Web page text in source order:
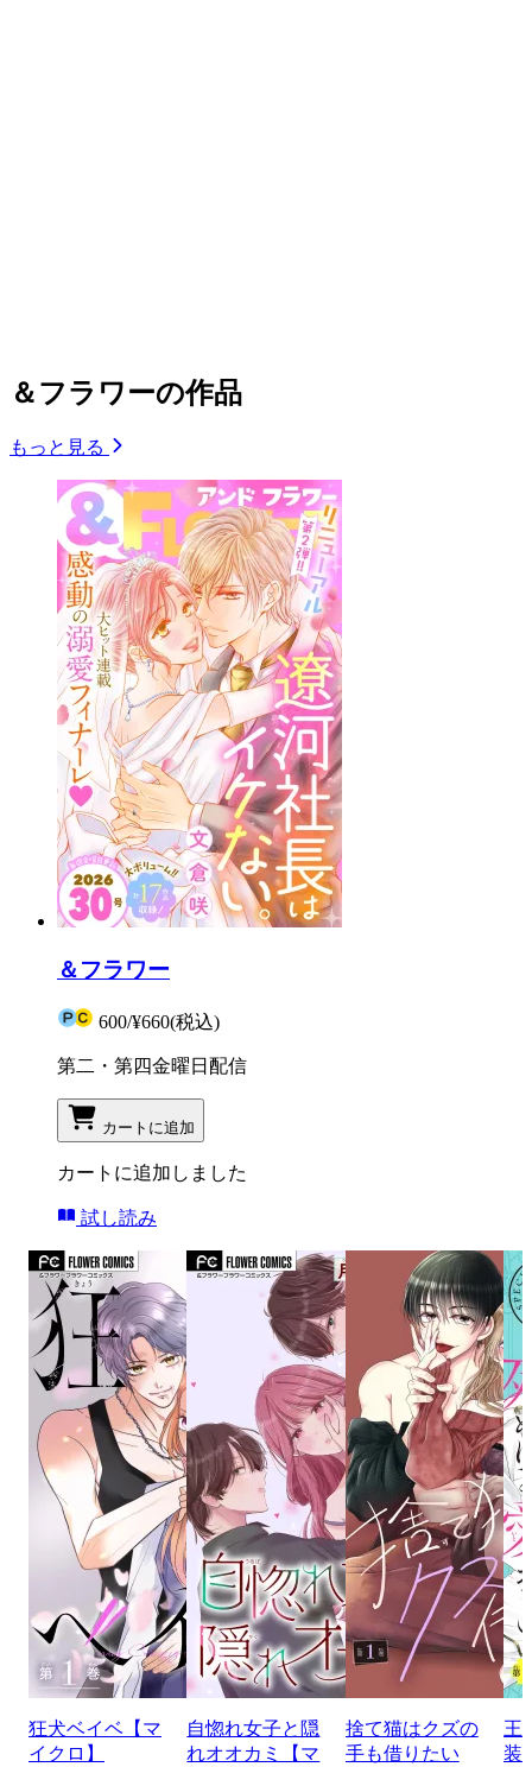
＆フラワーの作品
もっと見る
＆フラワー
600/¥660(税込)
第二・第四金曜日配信
カートに追加
カートに追加しました
試し読み
狂犬ベイベ【マ
イクロ】
自惚れ女子と隠
れオオカミ【マ
捨て猫はクズの
手も借りたい
王
装